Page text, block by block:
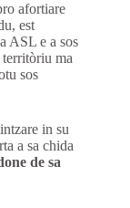
afortiare
est
ASL e a sos
territòriu ma
sos
in su
a sa chida
de sa